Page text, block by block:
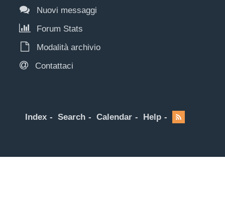
Nuovi messaggi
Forum Stats
Modalità archivio
Contattaci
Index Search Calendar Help